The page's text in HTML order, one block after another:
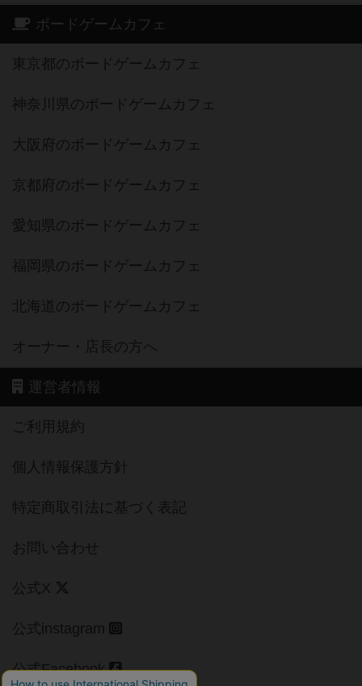
ボードゲームカフェ
東京都のボードゲームカフェ
神奈川県のボードゲームカフェ
大阪府のボードゲームカフェ
京都府のボードゲームカフェ
愛知県のボードゲームカフェ
福岡県のボードゲームカフェ
北海道のボードゲームカフェ
オーナー・店長の方へ
運営者情報
ご利用規約
個人情報保護方針
特定商取引法に基づく表記
お問い合わせ
公式X
公式instagram
公式Facebook